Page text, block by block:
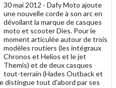
30 mai 2012 - Dafy Moto ajoute
une nouvelle corde à son arc en
dévoilant la marque de casques
moto et scooter Dies. Pour le
moment articulée autour de trois
modèles routiers (les intégraux
Chronos et Helios et le jet
Themis) et de deux casques
tout-terrain (Hades Outback et
distingue tout d'abord par ses